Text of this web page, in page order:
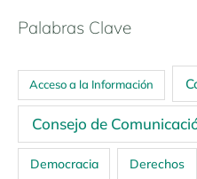
Palabras Clave
Acceso a la Información
Consejo de
Democracia Derechos